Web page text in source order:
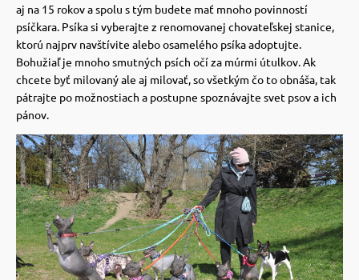
aj na 15 rokov a spolu s tým budete mať mnoho povinností
psíčkara. Psíka si vyberajte z renomovanej chovateľskej stanice,
ktorú najprv navštívite alebo osamelého psíka adoptujte.
Bohužiaľ je mnoho smutných psích očí za múrmi útulkov.Ak
chcete byť milovaný ale aj milovať, so všetkým čo to obnáša, tak
pátrajte po možnostiach a postupne spoznávajte svet psov a ich
pánov.